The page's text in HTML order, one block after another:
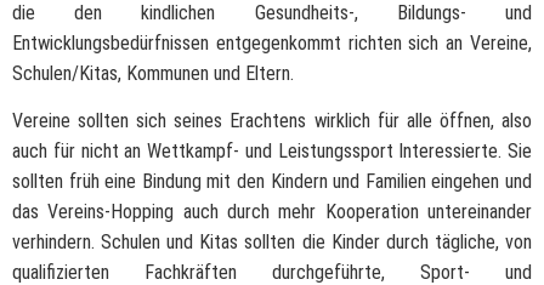
die den kindlichen Gesundheits-, Bildungs- und
Entwicklungsbedürfnissen entgegenkommt richten sich an Vereine,
Schulen/Kitas, Kommunen und Eltern.
Vereine sollten sich seines Erachtens wirklich für alle öffnen, also
auch für nicht an Wettkampf- und Leistungssport Interessierte. Sie
sollten früh eine Bindung mit den Kindern und Familien eingehen und
das Vereins-Hopping auch durch mehr Kooperation untereinander
verhindern. Schulen und Kitas sollten die Kinder durch tägliche, von
qualifizierten Fachkräften durchgeführte, Sport- und